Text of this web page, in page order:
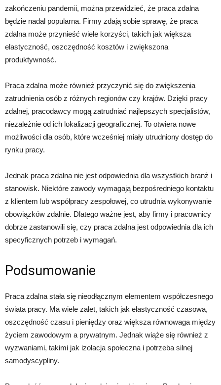
zakończeniu pandemii, można przewidzieć, że praca zdalna
będzie nadal popularna. Firmy zdają sobie sprawę, że praca
zdalna może przynieść wiele korzyści, takich jak większa
elastyczność, oszczędność kosztów i zwiększona
produktywność.
Praca zdalna może również przyczynić się do zwiększenia
zatrudnienia osób z różnych regionów czy krajów. Dzięki pracy
zdalnej, pracodawcy mogą zatrudniać najlepszych specjalistów,
niezależnie od ich lokalizacji geograficznej. To otwiera nowe
możliwości dla osób, które wcześniej miały utrudniony dostęp do
rynku pracy.
Jednak praca zdalna nie jest odpowiednia dla wszystkich branż i
stanowisk. Niektóre zawody wymagają bezpośredniego kontaktu
z klientem lub współpracy zespołowej, co utrudnia wykonywanie
obowiązków zdalnie. Dlatego ważne jest, aby firmy i pracownicy
dobrze zastanowili się, czy praca zdalna jest odpowiednia dla ich
specyficznych potrzeb i wymagań.
Podsumowanie
Praca zdalna stała się nieodłącznym elementem współczesnego
świata pracy. Ma wiele zalet, takich jak elastyczność czasowa,
oszczędność czasu i pieniędzy oraz większa równowaga między
życiem zawodowym a prywatnym. Jednak wiąże się również z
wyzwaniami, takimi jak izolacja społeczna i potrzeba silnej
samodyscypliny.